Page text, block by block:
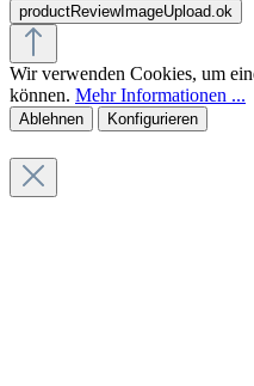
productReviewImageUpload.ok
Wir verwenden Cookies, um
können. Mehr Informationen ...
Ablehnen Konfigurieren